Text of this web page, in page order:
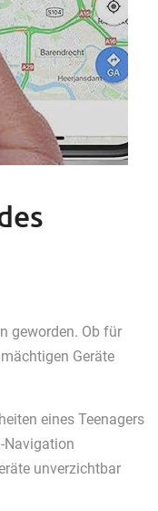
geworden. Ob für
Geräte
eines Teenagers
Navigation
unverzichtbar